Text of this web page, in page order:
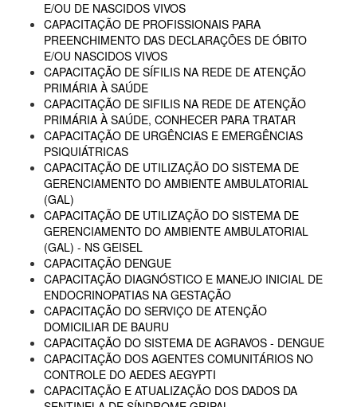
E/OU DE NASCIDOS VIVOS
CAPACITAÇÃO DE PROFISSIONAIS PARA
PREENCHIMENTO DAS DECLARAÇÕES DE ÓBITO
E/OU NASCIDOS VIVOS
CAPACITAÇÃO DE SÍFILIS NA REDE DE ATENÇÃO
PRIMÁRIA À SAÚDE
CAPACITAÇÃO DE SIFILIS NA REDE DE ATENÇÃO
PRIMÁRIA À SAÚDE, CONHECER PARA TRATAR
CAPACITAÇÃO DE URGÊNCIAS E EMERGÊNCIAS
PSIQUIÁTRICAS
CAPACITAÇÃO DE UTILIZAÇÃO DO SISTEMA DE
GERENCIAMENTO DO AMBIENTE AMBULATORIAL
(GAL)
CAPACITAÇÃO DE UTILIZAÇÃO DO SISTEMA DE
GERENCIAMENTO DO AMBIENTE AMBULATORIAL
(GAL) - NS GEISEL
CAPACITAÇÃO DENGUE
CAPACITAÇÃO DIAGNÓSTICO E MANEJO INICIAL DE
ENDOCRINOPATIAS NA GESTAÇÃO
CAPACITAÇÃO DO SERVIÇO DE ATENÇÃO
DOMICILIAR DE BAURU
CAPACITAÇÃO DO SISTEMA DE AGRAVOS - DENGUE
CAPACITAÇÃO DOS AGENTES COMUNITÁRIOS NO
CONTROLE DO AEDES AEGYPTI
CAPACITAÇÃO E ATUALIZAÇÃO DOS DADOS DA